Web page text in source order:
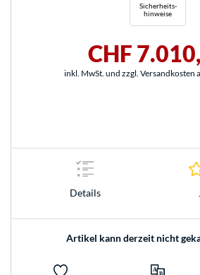
Sicherheits-
hinweise
CHF
inkl. MwSt. und zzgl. Versandkosten
Details
Artikel kann derzeit nicht